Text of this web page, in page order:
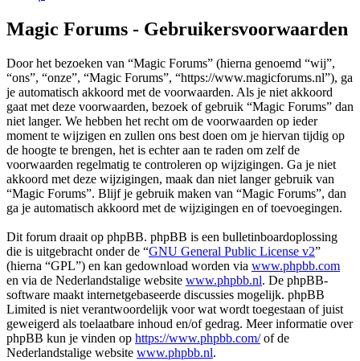
Magic Forums - Gebruikersvoorwaarden
Door het bezoeken van “Magic Forums” (hierna genoemd “wij”,
“ons”, “onze”, “Magic Forums”, “https://www.magicforums.nl”), ga
je automatisch akkoord met de voorwaarden. Als je niet akkoord
gaat met deze voorwaarden, bezoek of gebruik “Magic Forums” dan
niet langer. We hebben het recht om de voorwaarden op ieder
moment te wijzigen en zullen ons best doen om je hiervan tijdig op
de hoogte te brengen, het is echter aan te raden om zelf de
voorwaarden regelmatig te controleren op wijzigingen. Ga je niet
akkoord met deze wijzigingen, maak dan niet langer gebruik van
“Magic Forums”. Blijf je gebruik maken van “Magic Forums”, dan
ga je automatisch akkoord met de wijzigingen en of toevoegingen.
Dit forum draait op phpBB. phpBB is een bulletinboardoplossing
die is uitgebracht onder de “GNU General Public License v2”
(hierna “GPL”) en kan gedownload worden via www.phpbb.com
en via de Nederlandstalige website www.phpbb.nl. De phpBB-
software maakt internetgebaseerde discussies mogelijk. phpBB
Limited is niet verantwoordelijk voor wat wordt toegestaan of juist
geweigerd als toelaatbare inhoud en/of gedrag. Meer informatie over
phpBB kun je vinden op https://www.phpbb.com/of de
Nederlandstalige website www.phpbb.nl.